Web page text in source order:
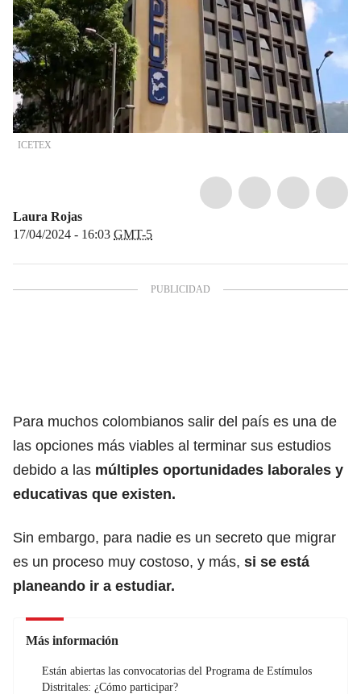
ICETEX
Laura Rojas
17/04/2024 - 16:03 GMT-5
Para muchos colombianos salir del país es una de
las opciones más viables al terminar sus estudios
debido a las múltiples oportunidades laborales y
educativas que existen.
Sin embargo, para nadie es un secreto que migrar
es un proceso muy costoso, y más, si se está
planeando ir a estudiar.
Más información
Están abiertas las convocatorias del Programa de Estímulos
Distritales: ¿Cómo participar?